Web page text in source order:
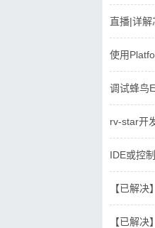
直播|详
使用
调试蜂鸟
rv-star开
IDE或控
【已解
【已解